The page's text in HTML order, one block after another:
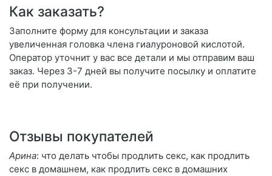
Как заказать?
Заполните форму для консультации и заказа
увеличенная головка члена гиалуроновой кислотой.
Оператор уточнит у вас все детали и мы отправим ваш
заказ. Через 3-7 дней вы получите посылку и оплатите
её при получении.
Отзывы покупателей
Арина: что делать чтобы продлить секс, как продлить
секс в домашнем, как продлить секс в домашних